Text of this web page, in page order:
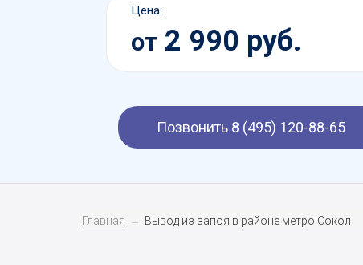
Цена:
от 2 990 руб.
Позвонить 8 (495) 120-88-65
Главная Вывод из запоя в районе метро Сокол